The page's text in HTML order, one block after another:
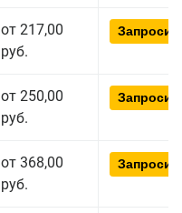
от 217,00
руб.
от 250,00
руб.
от 368,00
руб.